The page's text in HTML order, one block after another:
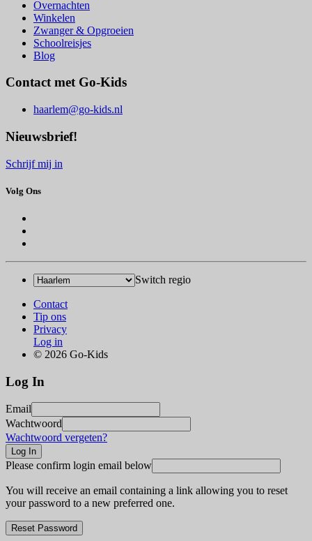
Overnachten
Winkelen
Zwanger & Opgroeien
Schoolreisjes
Blog
Contact met Go-Kids
haarlem@go-kids.nl
Nieuwsbrief!
Schrijf mij in
Volg Ons
Switch regio
Contact
Tip ons
Privacy
Log in
© 2026 Go-Kids
Log In
Email
Wachtwoord
Wachtwoord vergeten?
Please confirm login email below
You will receive an email containing a link allowing you to reset
your password to a new preferred one.